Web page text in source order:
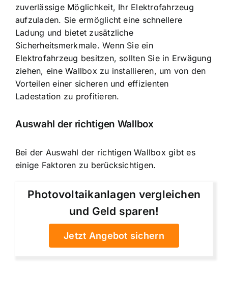
zuverlässige Möglichkeit, Ihr Elektrofahrzeug
aufzuladen. Sie ermöglicht eine schnellere
Ladung und bietet zusätzliche
Sicherheitsmerkmale. Wenn Sie ein
Elektrofahrzeug besitzen, sollten Sie in Erwägung
ziehen, eine Wallbox zu installieren, um von den
Vorteilen einer sicheren und effizienten
Ladestation zu profitieren.
Auswahl der richtigen Wallbox
Bei der Auswahl der richtigen Wallbox gibt es
einige Faktoren zu berücksichtigen.
Photovoltaikanlagen vergleichen
und Geld sparen!
Jetzt Angebot sichern